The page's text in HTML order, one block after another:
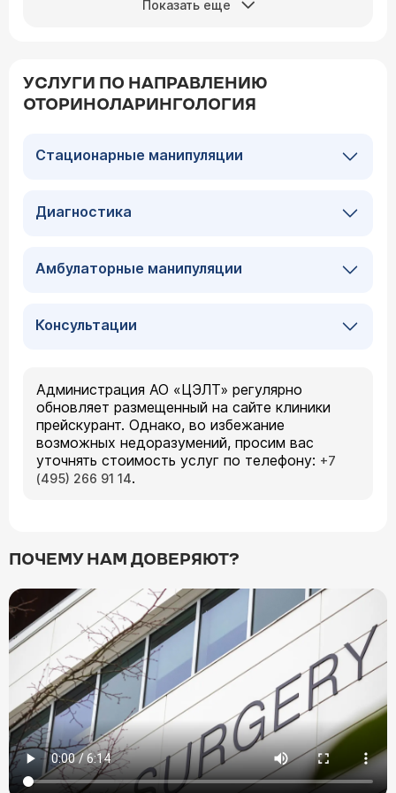
Показать еще
УСЛУГИ ПО НАПРАВЛЕНИЮ
ОТОРИНОЛАРИНГОЛОГИЯ
Стационарные манипуляции
Диагностика
Амбулаторные манипуляции
Консультации
Администрация АО «ЦЭЛТ» регулярно
обновляет размещенный на сайте клиники
прейскурант. Однако, во избежание
возможных недоразумений, просим вас
уточнять стоимость услуг по телефону: +7
(495) 266 91 14.
ПОЧЕМУ НАМ ДОВЕРЯЮТ?